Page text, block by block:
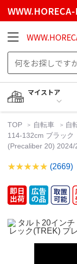
マイストア
TOP 自転車 自
114-132cm ブラック
(Precaliber 20) 2024/
(2669)